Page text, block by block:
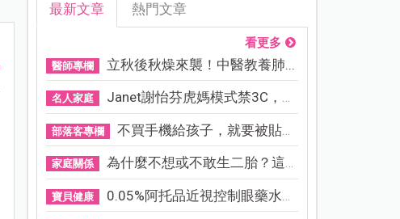
最新文章 熱門文章
看更多
醫師專欄 立秋後秋燥來襲！中醫教養肺...
名人家庭 Janet謝怡芬虎媽模式禁3C，看...
部落客專欄 不買手機給孩子，就要被貼「...
家庭關係 為什麼不想或不敢生二胎？這8...
寶貝健康 0.05%阿托品近視控制眼藥水納...